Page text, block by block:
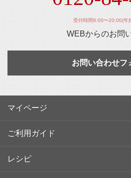
受付時間8:00〜20:00(年
WEBからのお問
お問い合わせフ
マイページ
ご利用ガイド
レシピ